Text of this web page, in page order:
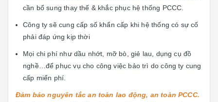
cần bổ sung thay thế & khắc phục hệ thống PCCC.
Công ty sẽ cung cấp số khẩn cấp khi hệ thống có sự cố
phải đáp ứng kịp thời
Mọi chi phí như dầu nhớt, mỡ bò, giẻ lau, dụng cụ đồ
nghề…để phục vụ cho công việc bảo trì do công ty cung
cấp miển phí.
Đảm bảo nguyên tắc an toàn lao động, an toàn PCCC.